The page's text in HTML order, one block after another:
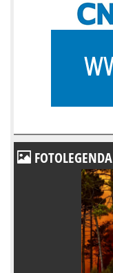
FOTOLEGENDA